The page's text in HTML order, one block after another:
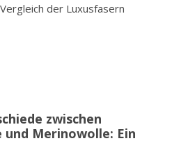
der Luxusfasern